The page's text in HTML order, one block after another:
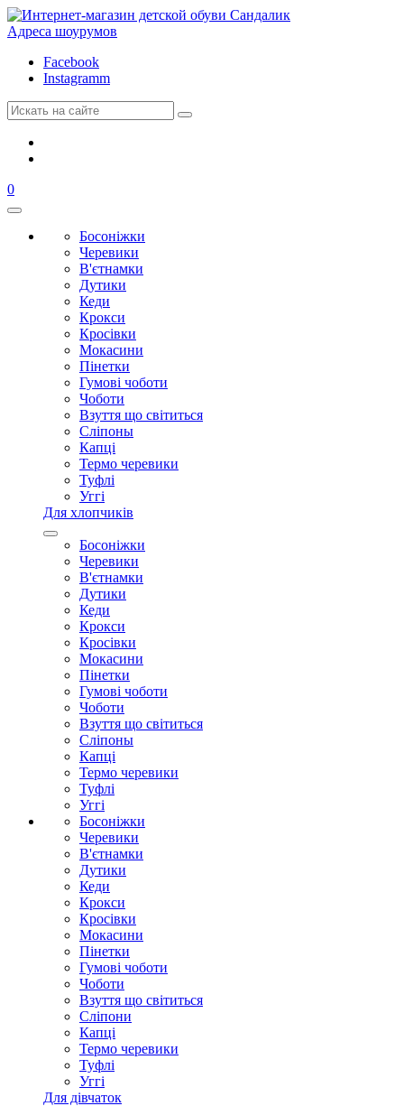
Адреса шоурумов
Facebook
Instagramm
0
Босоніжки
Черевики
В'єтнамки
Дутики
Кеди
Крокси
Кросівки
Мокасини
Пінетки
Гумові чоботи
Чоботи
Взуття що світиться
Сліпоны
Капці
Термо черевики
Туфлі
Уггі
Для хлопчиків
Босоніжки
Черевики
В'єтнамки
Дутики
Кеди
Крокси
Кросівки
Мокасини
Пінетки
Гумові чоботи
Чоботи
Взуття що світиться
Сліпоны
Капці
Термо черевики
Туфлі
Уггі
Босоніжки
Черевики
В'єтнамки
Дутики
Кеди
Крокси
Кросівки
Мокасини
Пінетки
Гумові чоботи
Чоботи
Взуття що світиться
Сліпони
Капці
Термо черевики
Туфлі
Уггі
Для дівчаток